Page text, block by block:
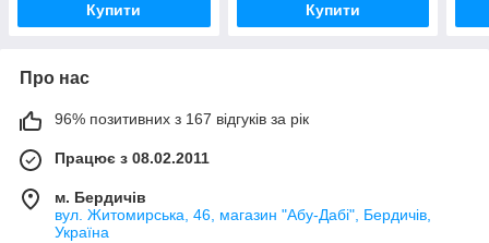
Купити Купити
Про нас
96% позитивних з 167 відгуків за рік
Працює з 08.02.2011
м. Бердичів
вул. Житомирська, 46, магазин "Абу-Дабі", Бердичів,
Україна